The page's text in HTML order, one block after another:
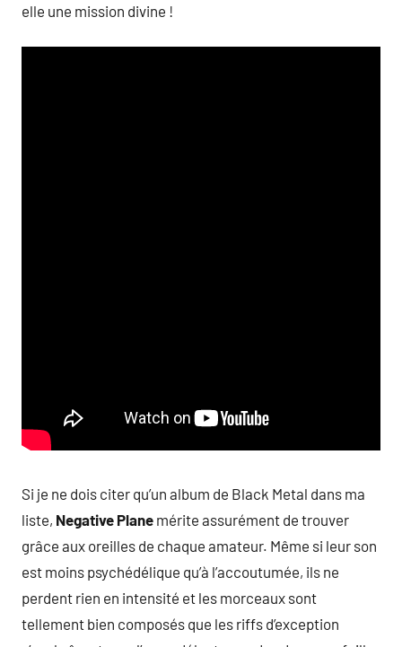
elle une mission divine !
Si je ne dois citer qu’un album de Black Metal dans ma
liste, Negative Plane mérite assurément de trouver
grâce aux oreilles de chaque amateur. Même si leur son
est moins psychédélique qu’à l’accoutumée, ils ne
perdent rien en intensité et les morceaux sont
tellement bien composés que les riffs d’exception